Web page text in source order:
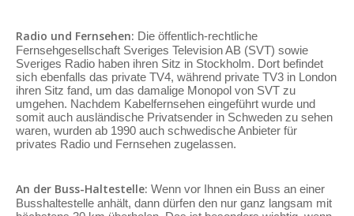
Radio und Fernsehen: Die öffentlich-rechtliche
Fernsehgesellschaft Sveriges Television AB (SVT) sowie
Sveriges Radio haben ihren Sitz in Stockholm. Dort befindet
sich ebenfalls das private TV4, während private TV3 in London
ihren Sitz fand, um das damalige Monopol von SVT zu
umgehen. Nachdem Kabelfernsehen eingeführt wurde und
somit auch ausländische Privatsender in Schweden zu sehen
waren, wurden ab 1990 auch schwedische Anbieter für
privates Radio und Fernsehen zugelassen.
An der Buss-Haltestelle: Wenn vor Ihnen ein Buss an einer
Busshaltestelle anhält, dann dürfen den nur ganz langsam mit